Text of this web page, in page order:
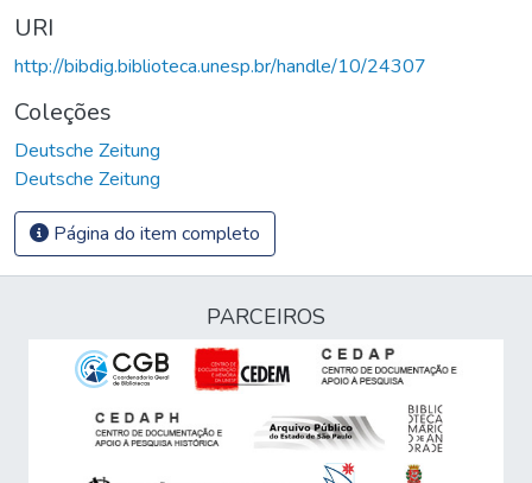
URI
http://bibdig.biblioteca.unesp.br/handle/10/24307
Coleções
Deutsche Zeitung
Deutsche Zeitung
Página do item completo
PARCEIROS